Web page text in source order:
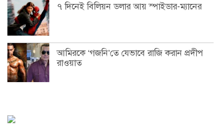
৭ দিনেই বিলিয়ন ডলার আয় স্পাইডার-ম্যানের
আমিরকে ‘গজনি’তে যেভাবে রাজি করান প্রদীপ
রাওয়াত